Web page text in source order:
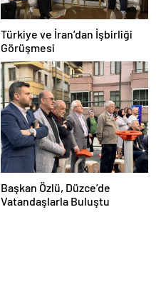
Türkiye ve İran’dan İşbirliği
Görüşmesi
Başkan Özlü, Düzce’de
Vatandaşlarla Buluştu